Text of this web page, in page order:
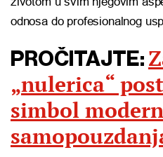
odnosa do profesionalnog
PROČITAJTE:
„nulerica“
simbol